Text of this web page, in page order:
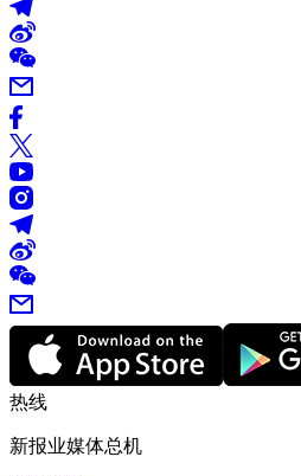
热线
新报业媒体总机